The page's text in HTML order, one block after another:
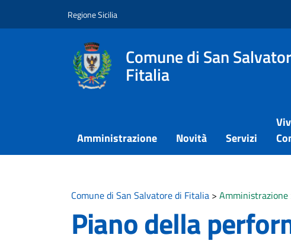
Regione Sicilia
Comune di San
Fitalia
Amministrazione Novità Servizi
Comune di San Salvatore di Fitalia > Amministrazione
Piano della